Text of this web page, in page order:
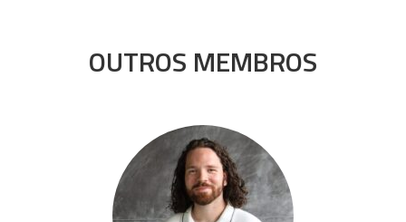
OUTROS MEMBROS